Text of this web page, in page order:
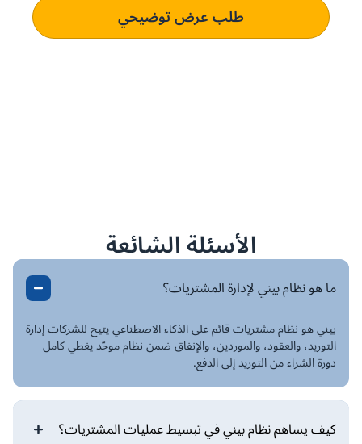
طلب عرض توضيحي
الأسئلة الشائعة
ما هو نظام بيني لإدارة المشتريات؟
بيني هو نظام مشتريات قائم على الذكاء الاصطناعي يتيح للشركات إدارة
التوريد، والعقود، والموردين، والإنفاق ضمن نظام موحّد يغطي كامل
دورة الشراء من التوريد إلى الدفع.
كيف يساهم نظام بيني في تبسيط عمليات المشتريات؟